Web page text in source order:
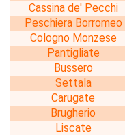
Cassina de' Pecchi
Peschiera Borromeo
Cologno Monzese
Pantigliate
Bussero
Settala
Carugate
Brugherio
Liscate